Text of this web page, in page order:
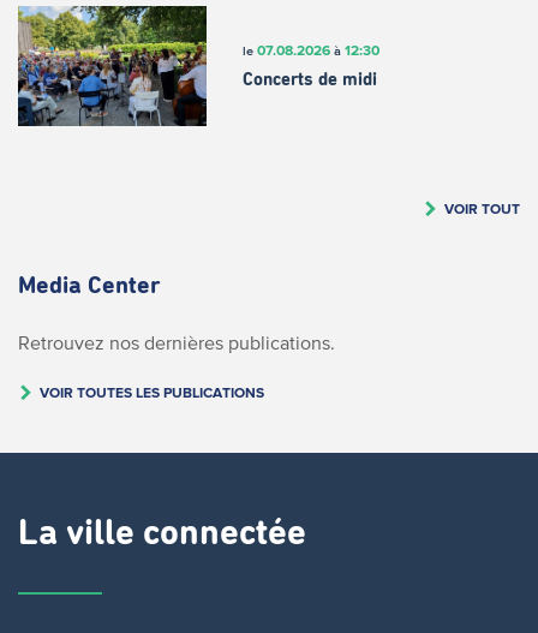
le 07.08.2026à 12:30
Concerts de midi
VOIR TOUT
Media Center
Retrouvez nos dernières publications.
VOIR TOUTES LES PUBLICATIONS
La ville connectée